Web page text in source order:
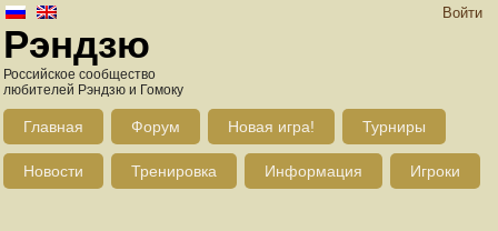
Войти
Рэндзю
Российское сообщество
любителей Рэндзю и Гомоку
Главная Форум Новая игра! Турниры
Новости Тренировка Информация Игроки